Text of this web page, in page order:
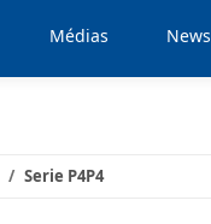
Médias News
Serie P4P4